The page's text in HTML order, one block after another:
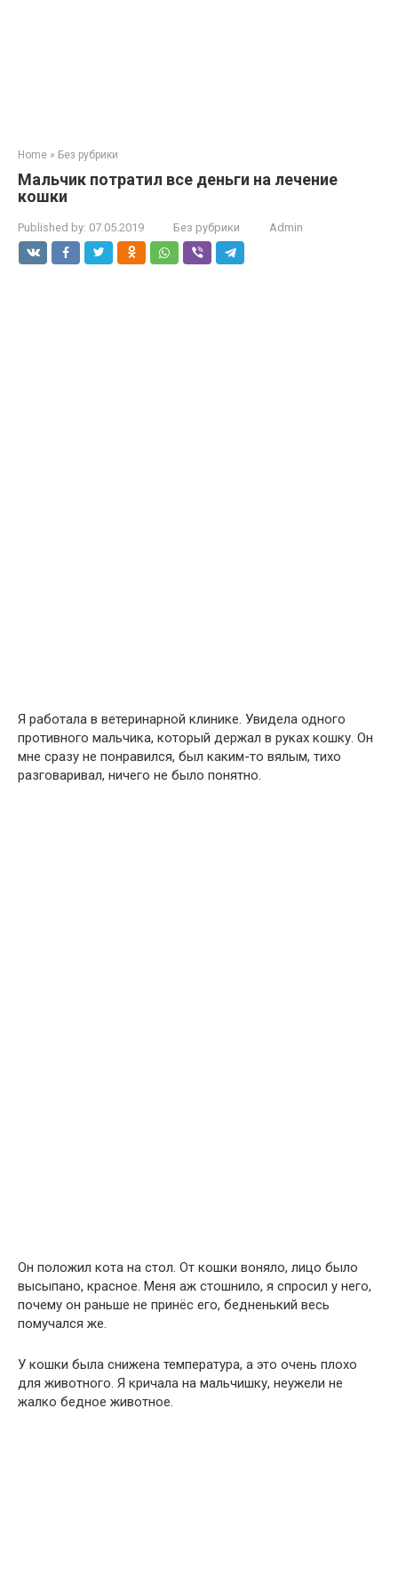
Home » Без рубрики
Мальчик потратил все деньги на лечение
кошки
Published by: 07.05.2019 Без рубрики Admin
Я работала в ветеринарной клинике. Увидела одного
противного мальчика, который держал в руках кошку. Он
мне сразу не понравился, был каким-то вялым, тихо
разговаривал, ничего не было понятно.
Он положил кота на стол. От кошки воняло, лицо было
высыпано, красное. Меня аж стошнило, я спросил у него,
почему он раньше не принёс его, бедненький весь
помучался же.
У кошки была снижена температура, а это очень плохо
для животного. Я кричала на мальчишку, неужели не
жалко бедное животное.